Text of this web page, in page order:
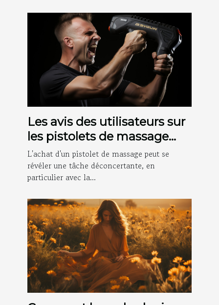
Les avis des utilisateurs sur
les pistolets de massage
achetés sur Amazon
L'achat d'un pistolet de massage peut se
révéler une tâche déconcertante, en
particulier avec la...